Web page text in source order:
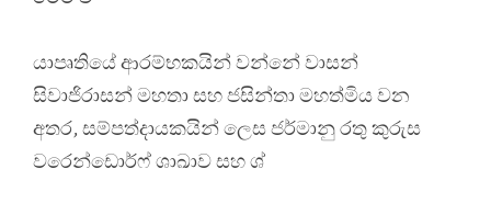
යාපෘතියේ ආරම්භකයින් වන්නේ වාසන්
සිවාජිරාසන් මහතා සහ ජසින්තා මහත්මිය වන
අතර, සම්පත්දායකයින් ලෙස ජර්මානු රතු කුරුස
වරෙන්ඩොර්ෆ් ශාඛාව සහ ශ්